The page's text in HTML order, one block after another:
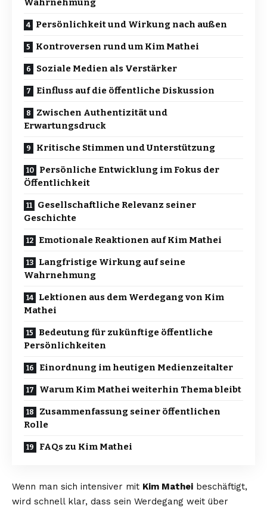
Wahrnehmung
Persönlichkeit und Wirkung nach außen
Kontroversen rund um Kim Mathei
Soziale Medien als Verstärker
Einfluss auf die öffentliche Diskussion
Zwischen Authentizität und
Erwartungsdruck
Kritische Stimmen und Unterstützung
Persönliche Entwicklung im Fokus der
Öffentlichkeit
Gesellschaftliche Relevanz seiner
Geschichte
Emotionale Reaktionen auf Kim Mathei
Langfristige Wirkung auf seine
Wahrnehmung
Lektionen aus dem Werdegang von Kim
Mathei
Bedeutung für zukünftige öffentliche
Persönlichkeiten
Einordnung im heutigen Medienzeitalter
Warum Kim Mathei weiterhin Thema bleibt
Zusammenfassung seiner öffentlichen
Rolle
FAQs zu Kim Mathei
Wenn man sich intensiver mit Kim Mathei beschäftigt,
wird schnell klar, dass sein Werdegang weit über